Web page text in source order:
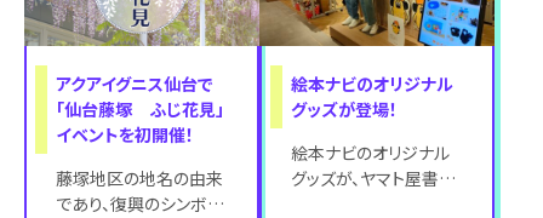
アクアイグニス仙台で
「仙台藤塚 ふじ花見」
イベントを初開催！
藤塚地区の地名の由来
であり、復興のシンボル
絵本ナビのオリジナル
グッズが登場！
絵本ナビのオリジナル
グッズが、ヤマト屋書店